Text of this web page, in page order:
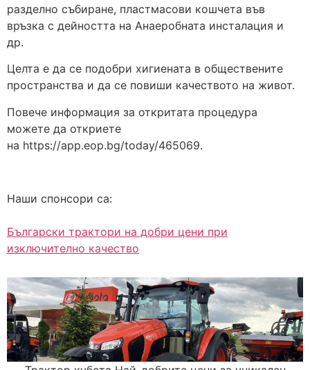
разделно събиране, пластмасови кошчета във
връзка с дейността на Анаеробната инсталация и
др.
Целта е да се подобри хигиената в обществените
пространства и да се повиши качеството на живот.
Повече информация за откритата процедура
можете да откриете
на https://app.eop.bg/today/465069.
Наши спонсори са:
Български трактори на добри цени при
изключително качество